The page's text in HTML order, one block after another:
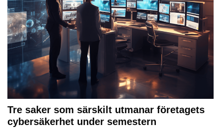
Tre saker som särskilt utmanar företagets
cybersäkerhet under semestern